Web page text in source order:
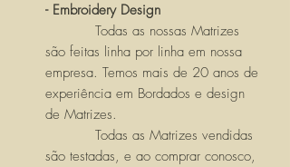
- Embroidery Design
Todas as nossas Matrizes
são feitas linha por linha em nossa
empresa. Temos mais de 20 anos de
experiência em Bordados e design
de Matrizes.
Todas as Matrizes vendidas
são testadas, e ao comprar conosco,